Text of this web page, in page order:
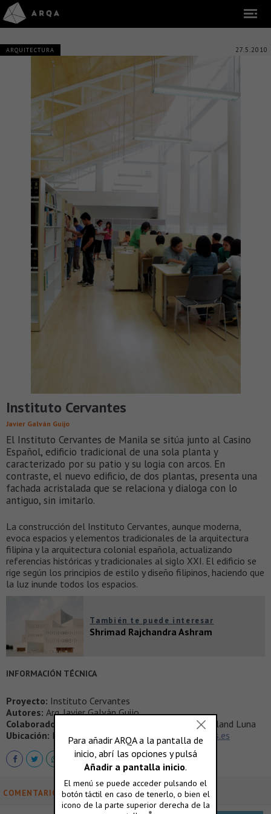
ARQUITECTURA 27.5.2010
Instituto Cervantes
Javier Galván Guijo
El Instituto Cervantes de Manila se sitúa junto al Casino
Español, edificio tradicional de una sola planta y
caracterizado por su patio y su logia con arcos. En
contraste, el nuevo edificio, de dos plantas, presenta una
fachada acristalada que se relaciona y dialoga con lo
antiguo, sin imitarlo.
La construcción del Instituto Cervantes, aunque moderna,
evoca espacios y elementos tradicionales de la arquitectura
filipina y la arquitectura colonial española, actualizando
referencias históricas y tradicionales al siglo XXI. El edificio se
rige según los principios de estilo y diseño filipinos, haciendo que
la luz inunde todos los espacios.
También te puede interesar
Shrimad Rajchandra Ashram
INFORMACIÓN TÉCNICA
Proyecto: Instituto Cervantes
Autores: Arq. Javier Galván Guijo
Colaboradores:
Arq. Jr. Pangilinan Architects, Arq. Roland Luna
Ubicación: Manila, Filipinas javier.galvan@cervantes.es
COMENTARIOS